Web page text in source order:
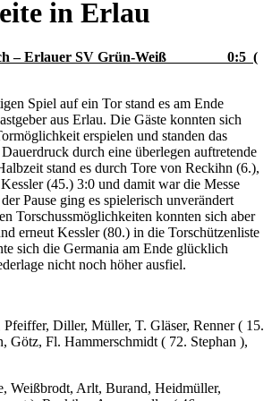
in Erlau
– Erlauer SV Grün-Weiß 0:5 (
Spiel auf ein Tor stand es am Ende
aus Erlau. Die Gäste konnten sich
erspielen und standen das
durch eine überlegen auftretende
stand es durch Tore von Reckihn (6.),
(45.) 3:0 und damit war die Messe
Pause ging es spielerisch unverändert
Torschussmöglichkeiten konnten sich aber
erneut Kessler (80.) in die Torschützenliste
sich die Germania am Ende glücklich
nicht noch höher ausfiel.
Pfeiffer, Diller, Müller, T. Gläser, Renner ( 15.
Götz, Fl. Hammerschmidt ( 72. Stephan ),
Weißbrodt, Arlt, Burand, Heidmüller,